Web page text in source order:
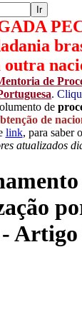
outra
de
.
de
de
link, para saber
atualizados
Artigo